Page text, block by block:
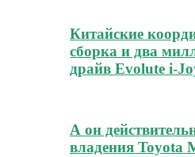
Китайские
сборка и два
драйв Evolute i-
А он
владения Toyota